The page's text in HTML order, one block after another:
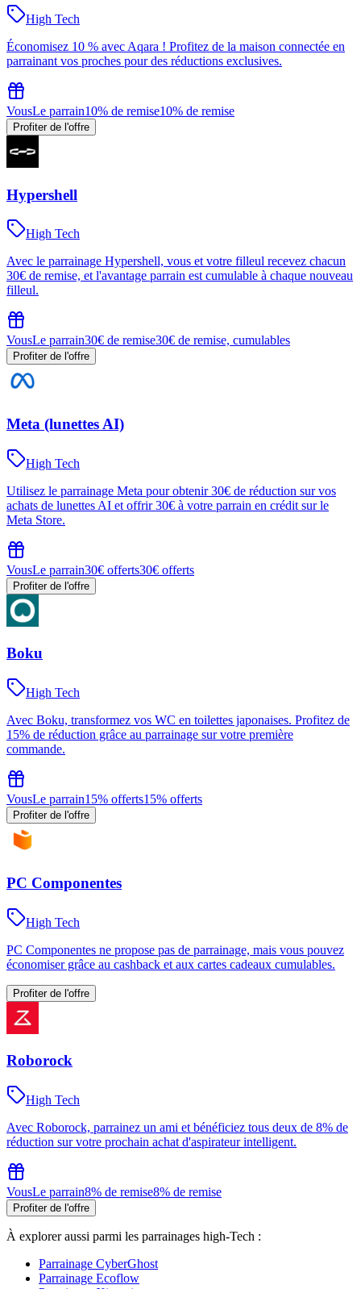
High Tech
Économisez 10 % avec Aqara ! Profitez de la maison connectée en
parrainant vos proches pour des réductions exclusives.
VousLe parrain10% de remise10% de remise
Profiter de l'offre
Hypershell
High Tech
Avec le parrainage Hypershell, vous et votre filleul recevez chacun
30€ de remise, et l'avantage parrain est cumulable à chaque nouveau
filleul.
VousLe parrain30€ de remise30€ de remise, cumulables
Profiter de l'offre
Meta (lunettes AI)
High Tech
Utilisez le parrainage Meta pour obtenir 30€ de réduction sur vos
achats de lunettes AI et offrir 30€ à votre parrain en crédit sur le
Meta Store.
VousLe parrain30€ offerts30€ offerts
Profiter de l'offre
Boku
High Tech
Avec Boku, transformez vos WC en toilettes japonaises. Profitez de
15% de réduction grâce au parrainage sur votre première
commande.
VousLe parrain15% offerts15% offerts
Profiter de l'offre
PC Componentes
High Tech
PC Componentes ne propose pas de parrainage, mais vous pouvez
économiser grâce au cashback et aux cartes cadeaux cumulables.
Profiter de l'offre
Roborock
High Tech
Avec Roborock, parrainez un ami et bénéficiez tous deux de 8% de
réduction sur votre prochain achat d'aspirateur intelligent.
VousLe parrain8% de remise8% de remise
Profiter de l'offre
À explorer aussi parmi les parrainages high-Tech :
Parrainage CyberGhost
Parrainage Ecoflow